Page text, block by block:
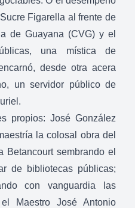
Figarella al frente de
de Guayana (CVG) y el
una mística de
desde otra acera
un servidor público de
propios: José González
la colosal obra del
Betancourt sembrando el
de bibliotecas públicas;
con vanguardia las
Maestro José Antonio